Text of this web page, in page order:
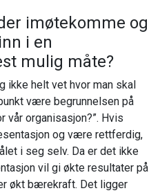
imøtekomme og
i en
mulig måte?
ikke helt vet hvor man skal
være begrunnelsen på
vår organisasjon?”. Hvis
og være rettferdig,
i seg selv. Da er det ikke
vil gi økte resultater på
økt bærekraft. Det ligger